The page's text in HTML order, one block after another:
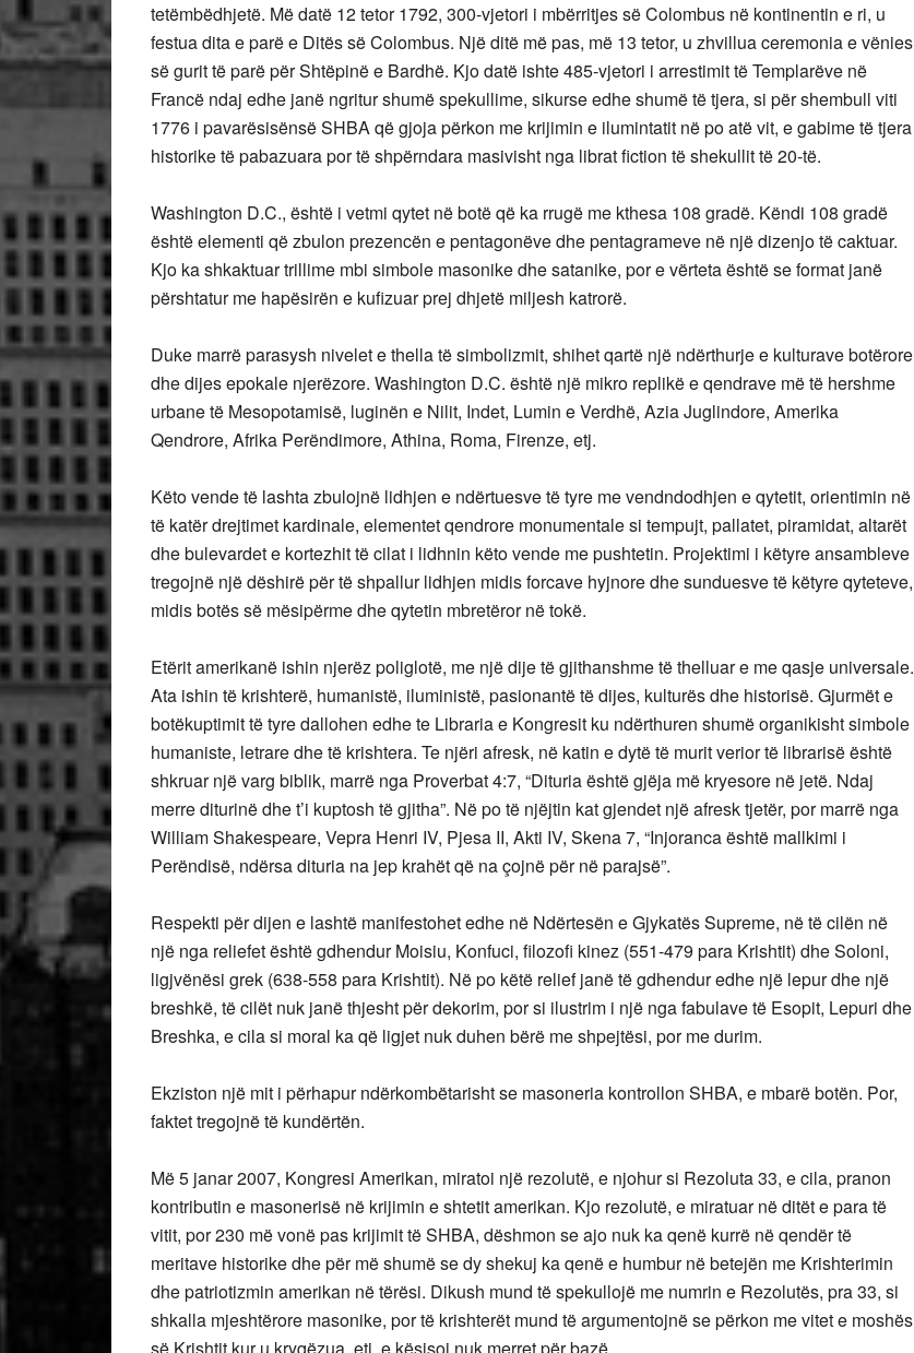
tetëmbëdhjetë. Më datë 12 tetor 1792, 300-vjetori i mbërritjes së Colombus në kontinentin e ri, u
festua dita e parë e Ditës së Colombus. Një ditë më pas, më 13 tetor, u zhvillua ceremonia e vënies
së gurit të parë për Shtëpinë e Bardhë. Kjo datë ishte 485-vjetori i arrestimit të Templarëve në
Francë ndaj edhe janë ngritur shumë spekullime, sikurse edhe shumë të tjera, si për shembull viti
1776 i pavarësisënsë SHBA që gjoja përkon me krijimin e ilumintatit në po atë vit, e gabime të tjera
historike të pabazuara por të shpërndara masivisht nga librat fiction të shekullit të 20-të.
Washington D.C., është i vetmi qytet në botë që ka rrugë me kthesa 108 gradë. Këndi 108 gradë
është elementi që zbulon prezencën e pentagonëve dhe pentagrameve në një dizenjo të caktuar.
Kjo ka shkaktuar trillime mbi simbole masonike dhe satanike, por e vërteta është se format janë
përshtatur me hapësirën e kufizuar prej dhjetë miljesh katrorë.
Duke marrë parasysh nivelet e thella të simbolizmit, shihet qartë një ndërthurje e kulturave botërore
dhe dijes epokale njerëzore. Washington D.C. është një mikro replikë e qendrave më të hershme
urbane të Mesopotamisë, luginën e Nilit, Indet, Lumin e Verdhë, Azia Juglindore, Amerika
Qendrore, Afrika Perëndimore, Athina, Roma, Firenze, etj.
Këto vende të lashta zbulojnë lidhjen e ndërtuesve të tyre me vendndodhjen e qytetit, orientimin në
të katër drejtimet kardinale, elementet qendrore monumentale si tempujt, pallatet, piramidat, altarët
dhe bulevardet e kortezhit të cilat i lidhnin këto vende me pushtetin. Projektimi i këtyre ansambleve
tregojnë një dëshirë për të shpallur lidhjen midis forcave hyjnore dhe sunduesve të këtyre qyteteve,
midis botës së mësipërme dhe qytetin mbretëror në tokë.
Etërit amerikanë ishin njerëz poliglotë, me një dije të gjithanshme të thelluar e me qasje universale.
Ata ishin të krishterë, humanistë, iluministë, pasionantë të dijes, kulturës dhe historisë. Gjurmët e
botëkuptimit të tyre dallohen edhe te Libraria e Kongresit ku ndërthuren shumë organikisht simbole
humaniste, letrare dhe të krishtera. Te njëri afresk, në katin e dytë të murit verior të librarisë është
shkruar një varg biblik, marrë nga Proverbat 4:7, “Dituria është gjëja më kryesore në jetë. Ndaj
merre diturinë dhe t’i kuptosh të gjitha”. Në po të njëjtin kat gjendet një afresk tjetër, por marrë nga
William Shakespeare, Vepra Henri IV, Pjesa II, Akti IV, Skena 7, “Injoranca është mallkimi i
Perëndisë, ndërsa dituria na jep krahët që na çojnë për në parajsë”.
Respekti për dijen e lashtë manifestohet edhe në Ndërtesën e Gjykatës Supreme, në të cilën në
një nga reliefet është gdhendur Moisiu, Konfuci, filozofi kinez (551-479 para Krishtit) dhe Soloni,
ligjvënësi grek (638-558 para Krishtit). Në po këtë relief janë të gdhendur edhe një lepur dhe një
breshkë, të cilët nuk janë thjesht për dekorim, por si ilustrim i një nga fabulave të Esopit, Lepuri dhe
Breshka, e cila si moral ka që ligjet nuk duhen bërë me shpejtësi, por me durim.
Ekziston një mit i përhapur ndërkombëtarisht se masoneria kontrollon SHBA, e mbarë botën. Por,
faktet tregojnë të kundërtën.
Më 5 janar 2007, Kongresi Amerikan, miratoi një rezolutë, e njohur si Rezoluta 33, e cila, pranon
kontributin e masonerisë në krijimin e shtetit amerikan. Kjo rezolutë, e miratuar në ditët e para të
vitit, por 230 më vonë pas krijimit të SHBA, dëshmon se ajo nuk ka qenë kurrë në qendër të
meritave historike dhe për më shumë se dy shekuj ka qenë e humbur në betejën me Krishterimin
dhe patriotizmin amerikan në tërësi. Dikush mund të spekullojë me numrin e Rezolutës, pra 33, si
shkalla mjeshtërore masonike, por të krishterët mund të argumentojnë se përkon me vitet e moshës